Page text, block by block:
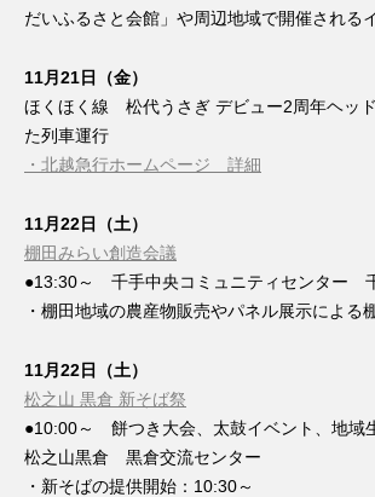
だいふるさと会館」や周辺地域で開催される
11月21日（金）
ほくほく線 松代うさぎ デビュー2周年ヘッ
た列車運行
・北越急行ホームページ 詳細
11月22日（土）
棚田みらい創造会議
●13:30～ 千手中央コミュニティセンター
・棚田地域の農産物販売やパネル展示による
11月22日（土）
松之山 黒倉 新そば祭
●10:00～ 餅つき大会、太鼓イベント、地域
松之山黒倉 黒倉交流センター
・新そばの提供開始：10:30～